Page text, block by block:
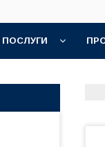
ПОСЛУГИ